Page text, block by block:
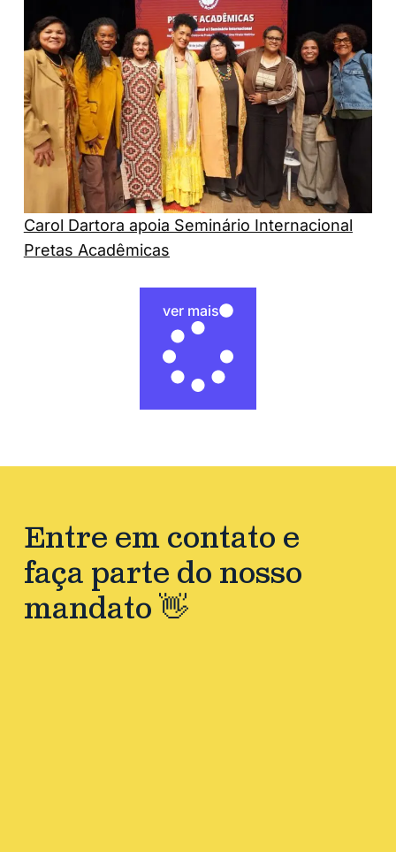
Carol Dartora apoia Seminário Internacional
Pretas Acadêmicas
ver mais
Entre em contato e
faça parte do nosso
mandato 👋